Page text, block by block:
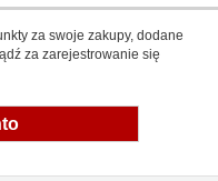
za swoje zakupy, dodane
za zarejestrowanie się